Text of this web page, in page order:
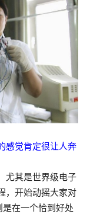
感觉肯定很让人奔
尤其是世界级电子
，开始动摇大家对
是在一个恰到好处